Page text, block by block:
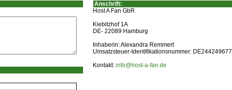
Anschrift:
Host A Fan GbR
Kiebitzhof 1A
DE- 22089 Hamburg
Inhaberin: Alexandra Remmert
Umsatzsteuer-Identifikationsnummer: DE244249677
Kontakt: info@host-a-fan.de